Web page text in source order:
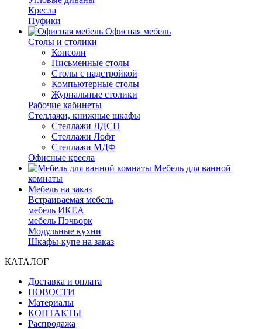
Кресла
Пуфики
Офисная мебель
Столы и столики
Консоли
Письменные столы
Столы с надстройкой
Компьютерные столы
Журнальные столики
Рабочие кабинеты
Стеллажи, книжные шкафы
Стеллажи ЛДСП
Стеллажи Лофт
Стеллажи МДФ
Офисные кресла
Мебель для ванной
комнаты
Мебель на заказ
Встраиваемая мебель
мебель ИКЕА
мебель Пэчворк
Модульные кухни
Шкафы-купе на заказ
КАТАЛОГ
Доставка и оплата
НОВОСТИ
Материалы
КОНТАКТЫ
Распродажа